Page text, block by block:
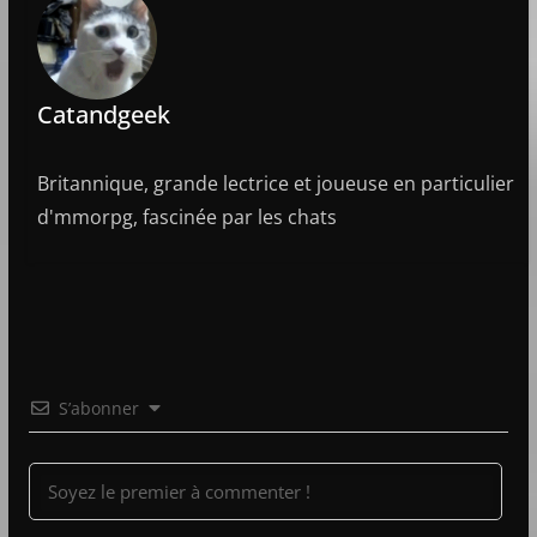
Catandgeek
Britannique, grande lectrice et joueuse en particulier
d'mmorpg, fascinée par les chats
S’abonner